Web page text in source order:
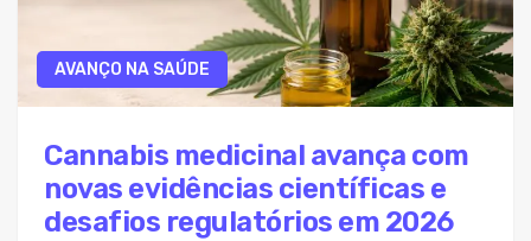
AVANÇO NA SAÚDE
Cannabis medicinal avança com
novas evidências científicas e
desafios regulatórios em 2026